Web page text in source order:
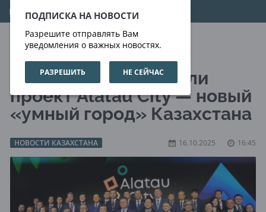
ПОДПИСКА НА НОВОСТИ
Разрешите отправлять Вам
уведомления о важных новостях.
РАЗРЕШИТЬ НЕ СЕЙЧАС
08.08.2026 00:28:24
В Сеуле презентовали
проект Alatau City — новый
«умный город» Казахстана
НОВОСТИ КАЗАХСТАНА 16.10.2025 16:45